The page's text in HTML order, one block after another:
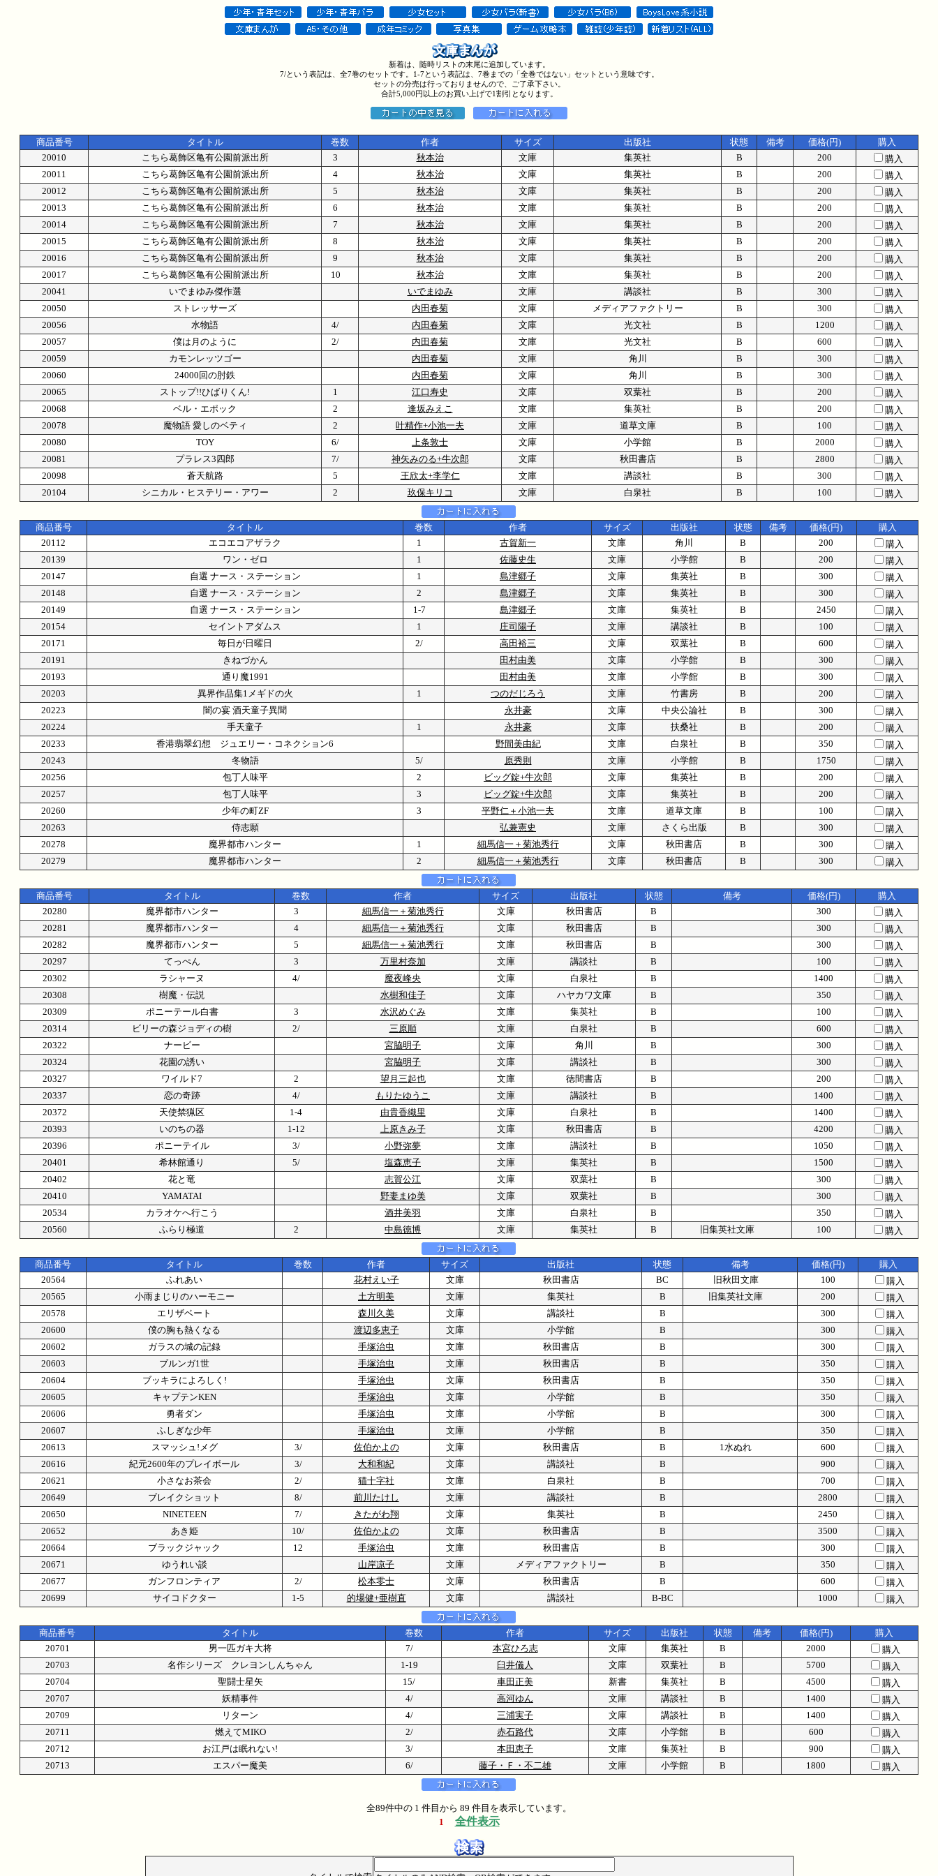
新着は、随時リストの末尾に追加しています。
7/という表記は、全7巻のセットです。1-7という表記は、7巻までの「全巻ではない」セットという意味です。
セットの分売は行っておりませんので、ご了承下さい。
合計5,000円以上のお買い上げで1割引となります。
商品番号 タイトル 巻数 作者 サイズ 出版社 状態 備考 価格(円)
購入
20010
こちら葛飾区亀有公園前派出所 3 秋本治 文庫 集英社 B 200
購入
20011
こちら葛飾区亀有公園前派出所 4 秋本治 文庫 集英社 B 200
購入
20012
こちら葛飾区亀有公園前派出所 5 秋本治 文庫 集英社 B 200
購入
20013
こちら葛飾区亀有公園前派出所 6 秋本治 文庫 集英社 B 200
購入
20014
こちら葛飾区亀有公園前派出所 7 秋本治 文庫 集英社 B 200
購入
20015
こちら葛飾区亀有公園前派出所 8 秋本治 文庫 集英社 B 200
購入
20016
こちら葛飾区亀有公園前派出所 9 秋本治 文庫 集英社 B 200
購入
20017
こちら葛飾区亀有公園前派出所 10 秋本治 文庫 集英社 B 200
購入
20041
いでまゆみ傑作選 いでまゆみ 文庫 講談社 B 300
購入
20050
ストレッサーズ 内田春菊 文庫 メディアファクトリー B 300
購入
20056
水物語 4/ 内田春菊 文庫 光文社 B 1200
購入
20057
僕は月のように 2/ 内田春菊 文庫 光文社 B 600
購入
20059
カモンレッツゴー 内田春菊 文庫 角川 B 300
購入
20060
24000回の肘鉄 内田春菊 文庫 角川 B 300
購入
20065
ストップ!!ひばりくん! 1 江口寿史 文庫 双葉社 B 200
購入
20068
ベル・エポック 2 逢坂みえこ 文庫 集英社 B 200
購入
20078
魔物語 愛しのベティ 2 叶精作+小池一夫 文庫 道草文庫 B 100
購入
20080
TOY 6/ 上条敦士 文庫 小学館 B 2000
購入
20081
プラレス3四郎 7/ 神矢みのる+牛次郎 文庫 秋田書店 B 2800
購入
20098
蒼天航路 5 王欣太+李学仁 文庫 講談社 B 300
購入
20104
シニカル・ヒステリー・アワー 2 玖保キリコ 文庫 白泉社 B 100 購入
商品番号 タイトル 巻数 作者 サイズ 出版社 状態 備考 価格(円)
購入
20112
エコエコアザラク 1 古賀新一 文庫 角川 B 200
購入
20139
ワン・ゼロ 1 佐藤史生 文庫 小学館 B 200
購入
20147
自選 ナース・ステーション 1 島津郷子 文庫 集英社 B 300
購入
20148
自選 ナース・ステーション 2 島津郷子 文庫 集英社 B 300
購入
20149
自選 ナース・ステーション 1-7 島津郷子 文庫 集英社 B 2450
購入
20154
セイントアダムス 1 庄司陽子 文庫 講談社 B 100
購入
20171
毎日が日曜日 2/ 高田裕三 文庫 双葉社 B 600
購入
20191
きねづかん 田村由美 文庫 小学館 B 300
購入
20193
通り魔1991 田村由美 文庫 小学館 B 300
購入
20203
異界作品集1メギドの火 1 つのだじろう 文庫 竹書房 B 200
購入
20223
闇の宴 酒天童子異聞 永井豪 文庫 中央公論社 B 300
購入
20224
手天童子 1 永井豪 文庫 扶桑社 B 200
購入
20233
香港翡翠幻想 ジュエリー・コネクション6 野間美由紀 文庫 白泉社 B 350
購入
20243
冬物語 5/ 原秀則 文庫 小学館 B 1750
購入
20256
包丁人味平 2 ビッグ錠+牛次郎 文庫 集英社 B 200
購入
20257
包丁人味平 3 ビッグ錠+牛次郎 文庫 集英社 B 200
購入
20260
少年の町ZF 3 平野仁＋小池一夫 文庫 道草文庫 B 100
購入
20263
侍志願 弘兼憲史 文庫 さくら出版 B 300
購入
20278
魔界都市ハンター 1 細馬信一＋菊池秀行 文庫 秋田書店 B 300
購入
20279
魔界都市ハンター 2 細馬信一＋菊池秀行 文庫 秋田書店 B 300 購入
商品番号 タイトル 巻数 作者 サイズ 出版社 状態 備考 価格(円)
購入
20280
魔界都市ハンター 3 細馬信一＋菊池秀行 文庫 秋田書店 B 300
購入
20281
魔界都市ハンター 4 細馬信一＋菊池秀行 文庫 秋田書店 B 300
購入
20282
魔界都市ハンター 5 細馬信一＋菊池秀行 文庫 秋田書店 B 300
購入
20297
てっぺん 3 万里村奈加 文庫 講談社 B 100
購入
20302
ラシャーヌ 4/ 魔夜峰央 文庫 白泉社 B 1400
購入
20308
樹魔・伝説 水樹和佳子 文庫 ハヤカワ文庫 B 350
購入
20309
ポニーテール白書 3 水沢めぐみ 文庫 集英社 B 100
購入
20314
ビリーの森ジョディの樹 2/ 三原順 文庫 白泉社 B 600
購入
20322
ナービー 宮脇明子 文庫 角川 B 300
購入
20324
花園の誘い 宮脇明子 文庫 講談社 B 300
購入
20327
ワイルド7 2 望月三起也 文庫 徳間書店 B 200
購入
20337
恋の奇跡 4/ もりたゆうこ 文庫 講談社 B 1400
購入
20372
天使禁猟区 1-4 由貴香織里 文庫 白泉社 B 1400
購入
20393
いのちの器 1-12 上原きみ子 文庫 秋田書店 B 4200
購入
20396
ポニーテイル 3/ 小野弥夢 文庫 講談社 B 1050
購入
20401
希林館通り 5/ 塩森恵子 文庫 集英社 B 1500
購入
20402
花と竜 志賀公江 文庫 双葉社 B 300
購入
20410
YAMATAI 野妻まゆ美 文庫 双葉社 B 300
購入
20534
カラオケへ行こう 酒井美羽 文庫 白泉社 B 350
購入
20560
ふらり極道 2 中島徳博 文庫 集英社 B 旧集英社文庫 100 購入
商品番号 タイトル 巻数 作者 サイズ 出版社 状態 備考 価格(円)
購入
20564
ふれあい 花村えい子 文庫 秋田書店 BC 旧秋田文庫 100
購入
20565
小雨まじりのハーモニー 土方明美 文庫 集英社 B 旧集英社文庫 200
購入
20578
エリザベート 森川久美 文庫 講談社 B 300
購入
20600
僕の胸も熱くなる 渡辺多恵子 文庫 小学館 B 300
購入
20602
ガラスの城の記録 手塚治虫 文庫 秋田書店 B 300
購入
20603
ブルンガ1世 手塚治虫 文庫 秋田書店 B 350
購入
20604
ブッキラによろしく! 手塚治虫 文庫 秋田書店 B 350
購入
20605
キャプテンKEN 手塚治虫 文庫 小学館 B 350
購入
20606
勇者ダン 手塚治虫 文庫 小学館 B 300
購入
20607
ふしぎな少年 手塚治虫 文庫 小学館 B 350
購入
20613
スマッシュ!メグ 3/ 佐伯かよの 文庫 秋田書店 B 1水ぬれ 600
購入
20616
紀元2600年のプレイボール 3/ 大和和紀 文庫 講談社 B 900
購入
20621
小さなお茶会 2/ 猫十字社 文庫 白泉社 B 700
購入
20649
ブレイクショット 8/ 前川たけし 文庫 講談社 B 2800
購入
20650
NINETEEN 7/ きたがわ翔 文庫 集英社 B 2450
購入
20652
あき姫 10/ 佐伯かよの 文庫 秋田書店 B 3500
購入
20664
ブラックジャック 12 手塚治虫 文庫 秋田書店 B 300
購入
20671
ゆうれい談 山岸凉子 文庫 メディアファクトリー B 350
購入
20677
ガンフロンティア 2/ 松本零士 文庫 秋田書店 B 600
購入
20699
サイコドクター 1-5 的場健+亜樹直 文庫 講談社 B-BC 1000 購入
商品番号 タイトル 巻数 作者 サイズ 出版社 状態 備考 価格(円)
購入
20701
男一匹ガキ大将 7/ 本宮ひろ志 文庫 集英社 B 2000
購入
20703
名作シリーズ クレヨンしんちゃん 1-19 臼井儀人 文庫 双葉社 B 5700
購入
20704
聖闘士星矢 15/ 車田正美 新書 集英社 B 4500
購入
20707
妖精事件 4/ 高河ゆん 文庫 講談社 B 1400
購入
20709
リターン 4/ 三浦実子 文庫 講談社 B 1400
購入
20711
燃えてMIKO 2/ 赤石路代 文庫 小学館 B 600
購入
20712
お江戸は眠れない! 3/ 本田恵子 文庫 集英社 B 900
購入
20713
エスパー魔美 6/ 藤子・Ｆ・不二雄 文庫 小学館 B 1800 購入
全89件中の 1 件目から 89 件目を表示しています。
1
全件表示